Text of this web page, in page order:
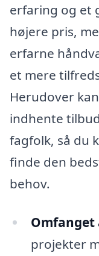
erfaring og et
højere pris,
erfarne
et mere
Herudover
indhente
fagfolk, så du
finde den
behov.
Omfanget
projekter